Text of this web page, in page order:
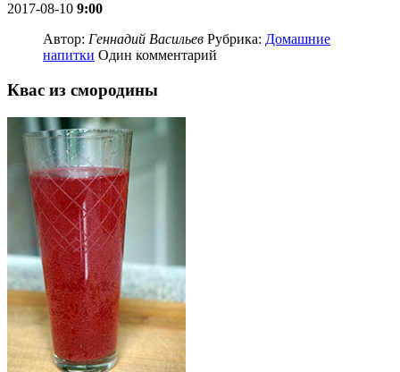
2017-08-10 9:00
Автор: Геннадий Васильев Рубрика: Домашние
напитки Один комментарий
Квас из смородины